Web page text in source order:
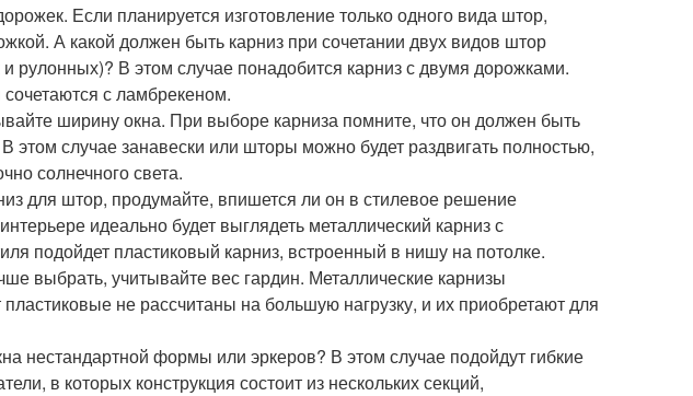
Если планируется изготовление только одного вида штор,
А какой должен быть карниз при сочетании двух видов штор
рулонных)? В этом случае понадобится карниз с двумя дорожками.
с ламбрекеном.
ширину окна. При выборе карниза помните, что он должен быть
этом случае занавески или шторы можно будет раздвигать полностью,
солнечного света.
для штор, продумайте, впишется ли он в стилевое решение
идеально будет выглядеть металлический карниз с
подойдет пластиковый карниз, встроенный в нишу на потолке.
выбрать, учитывайте вес гардин. Металлические карнизы
не рассчитаны на большую нагрузку, и их приобретают для
нестандартной формы или эркеров? В этом случае подойдут гибкие
в которых конструкция состоит из нескольких секций,